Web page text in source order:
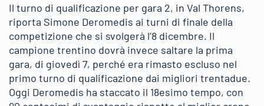
Il turno di qualificazione per gara 2, in Val Thorens,
riporta Simone Deromedis ai turni di finale della
competizione che si svolgerà l’8 dicembre. Il
campione trentino dovrà invece saltare la prima
gara, di giovedì 7, perché era rimasto escluso nel
primo turno di qualificazione dai migliori trentadue.
Oggi Deromedis ha staccato il 18esimo tempo, con